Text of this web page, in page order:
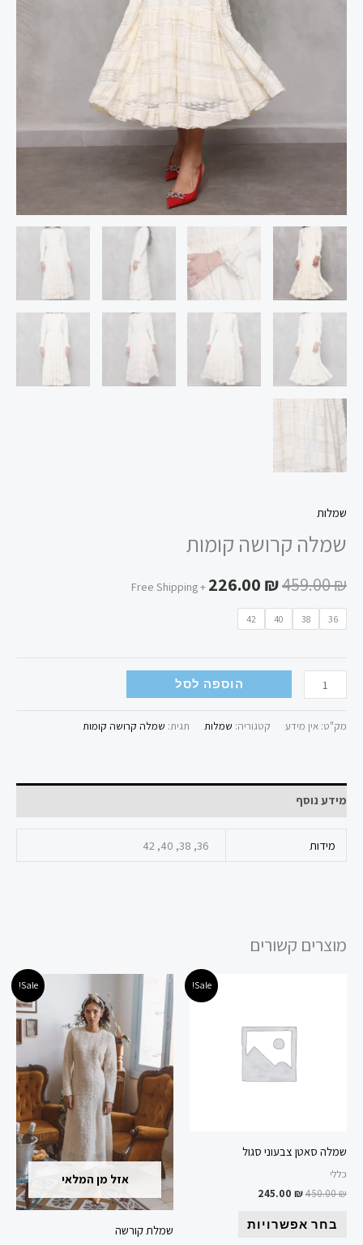
שמלות
שמלה קרושה קומות
459.00₪
226.00 ₪
+ Free Shipping
36
38
40
42
הוספה לסל
מק"ט: אין מידע קטגוריה: שמלות תגית: שמלה קרושה קומות
מידע נוסף
מידות 36, 38, 40, 42
מוצרים קשורים
Sale!
שמלה סאטן צבעוני סגול
כללי
450.00₪
245.00 ₪
בחר אפשרויות
למוצר
Sale!
אזל מן המלאי
שמלת קורשה
המקורי
היה:
490.00 ₪.
הוא:
280.00 ₪.
למוצר
יש
מספר
סוגים.
ניתן
לבחור
את
האפשרויות
בעמוד
המוצר